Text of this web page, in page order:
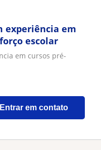
experiência em
escolar
em cursos pré-
Entrar em contato